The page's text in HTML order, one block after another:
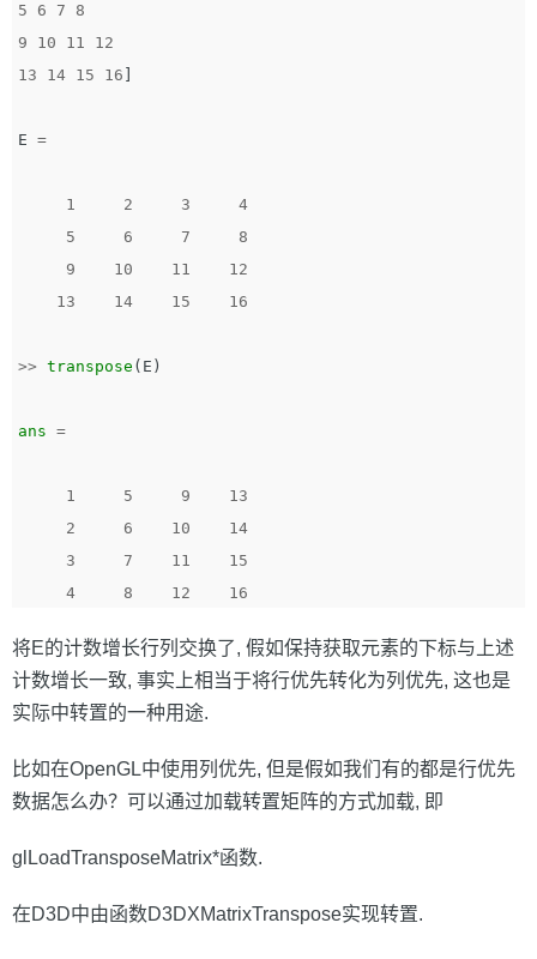
5
6 7
8
9
10 11
12
13
14 15 16
E =
1 2 3
4
5
6 7
8
9
10 11
12
13
14 15 16
>> transpose ( E )
ans =
1 5 9
13
2
6 10
14
3
7 11
15
4
8 12 16
将E的计数增长行列交换了, 假如保持获取元素的下标与上述
计数增长一致, 事实上相当于将行优先转化为列优先, 这也是
实际中转置的一种用途.
比如在OpenGL中使用列优先, 但是假如我们有的都是行优先
数据怎么办？可以通过加载转置矩阵的方式加载, 即
glLoadTransposeMatrix*函数.
在D3D中由函数D3DXMatrixTranspose实现转置.